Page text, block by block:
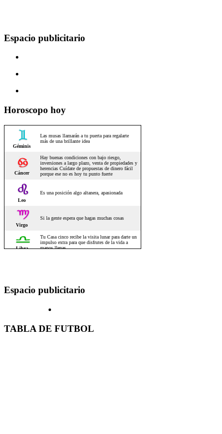
Espacio publicitario
Horoscopo hoy
Espacio publicitario
TABLA DE FUTBOL